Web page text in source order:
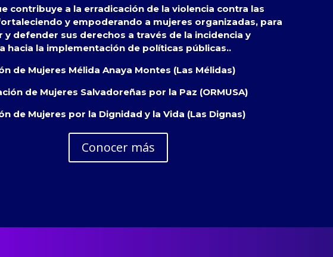
contribuye a la erradicación de la violencia contra las
y empoderando a mujeres organizadas, para
y defender sus derechos a través de la incidencia y
hacia la implementación de políticas públicas..
de Mujeres Mélida Anaya Montes (Las Mélidas)
de Mujeres Salvadoreñas por la Paz (ORMUSA)
de Mujeres por la Dignidad y la Vida (Las Dignas)
Conocer más